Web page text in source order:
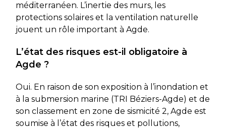
méditerranéen. L’inertie des murs, les
protections solaires et la ventilation naturelle
jouent un rôle important à Agde.
L’état des risques est-il obligatoire à
Agde ?
Oui. En raison de son exposition à l’inondation et
à la submersion marine (TRI Béziers-Agde) et de
son classement en zone de sismicité 2, Agde est
soumise à l’état des risques et pollutions,